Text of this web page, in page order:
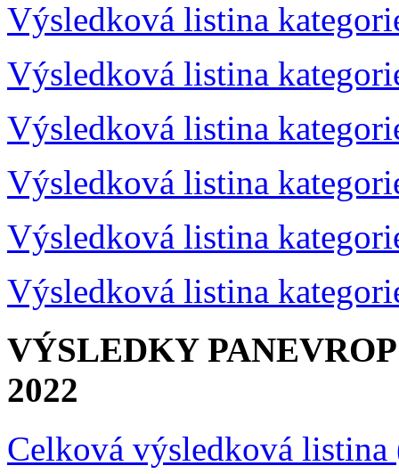
Výsledková listina
Výsledková listina
Výsledková listina
Výsledková listina
Výsledková listina
Výsledková listina
VÝSLEDKY
2022
Celková výsledková